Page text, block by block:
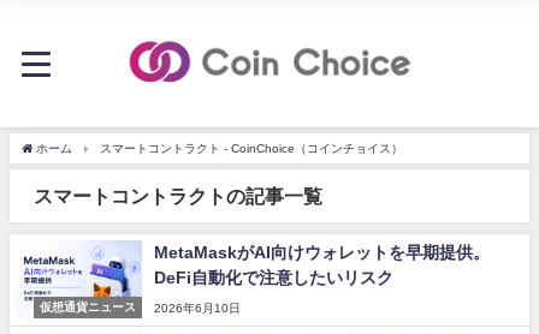
ホーム スマートコントラクト - CoinChoice（コインチョイス）
スマートコントラクトの記事一覧
仮想通貨ニュース
MetaMaskがAI向けウォレットを早期提供。
DeFi自動化で注意したいリスク
2026年6月10日